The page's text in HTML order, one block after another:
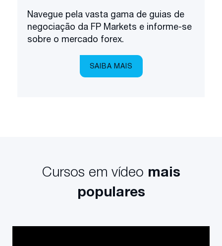
Navegue pela vasta gama de guias de
negociação da FP Markets e informe-se
sobre o mercado forex.
SAIBA MAIS
Cursos em vídeo mais
populares